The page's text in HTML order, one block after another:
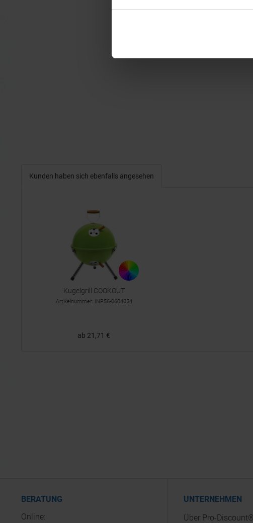
Kunden haben sich ebenfalls angesehen
Kugelgrill COOKOUT
Artikelnummer: INP56-0604054
ab 21,71 €
BERATUNG
Online:
UNTERNEHMEN
Über Pro-